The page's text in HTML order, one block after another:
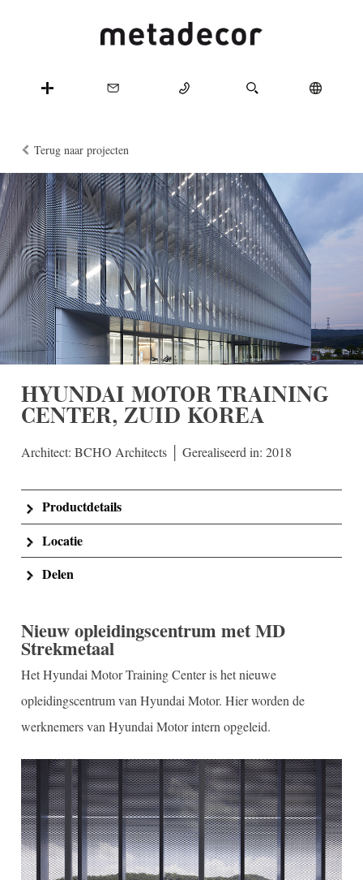
Terug naar projecten
HYUNDAI MOTOR TRAINING
CENTER, ZUID KOREA
Architect: BCHO Architects │ Gerealiseerd in: 2018
Productdetails
Locatie
Delen
Nieuw opleidingscentrum met MD
Strekmetaal
Het Hyundai Motor Training Center is het nieuwe
opleidingscentrum van Hyundai Motor. Hier worden de
werknemers van Hyundai Motor intern opgeleid.